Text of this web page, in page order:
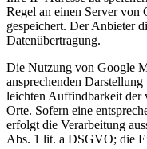
Regel an einen Server von
gespeichert. Der Anbieter
Datenübertragung.
Die Nutzung von Google
ansprechenden
leichten Auffindbarkeit der
Orte. Sofern eine
erfolgt die Verarbeitung
Abs. 1 lit. a DSGVO; die